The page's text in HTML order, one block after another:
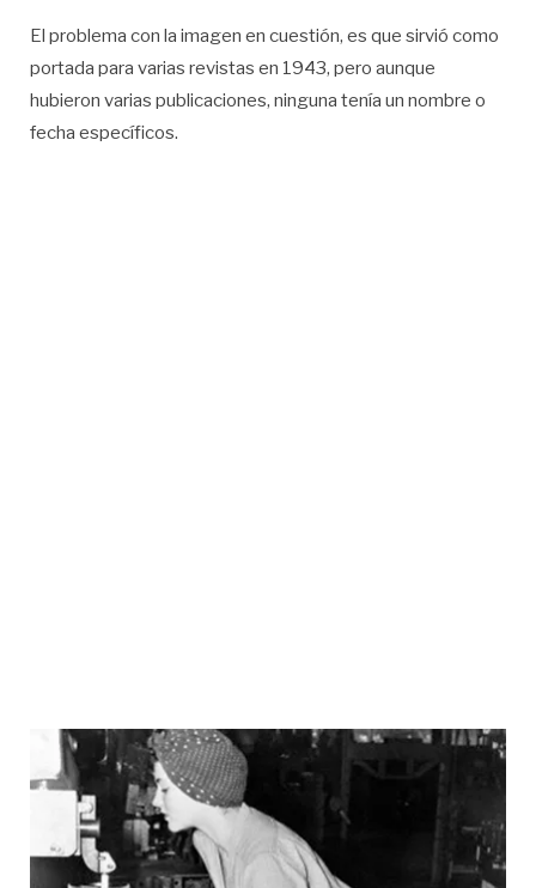
El problema con la imagen en cuestión, es que sirvió como
portada para varias revistas en 1943, pero aunque
hubieron varias publicaciones, ninguna tenía un nombre o
fecha específicos.